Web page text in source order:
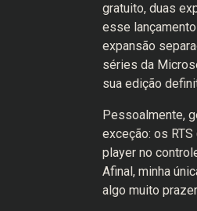
gratuito, duas
esse
expansão
séries da
sua edição
Pessoalmente,
exceção: os
player no
Afinal, minha
algo muito